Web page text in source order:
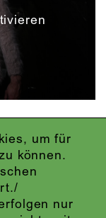
um für
können.
nur